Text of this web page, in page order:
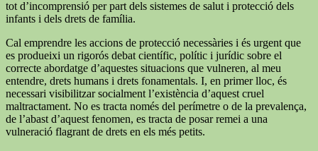
tot d’incomprensió per part dels sistemes de salut i protecció dels
infants i dels drets de família.
Cal emprendre les accions de protecció necessàries i és urgent que
es produeixi un rigorós debat científic, polític i jurídic sobre el
correcte abordatge d’aquestes situacions que vulneren, al meu
entendre, drets humans i drets fonamentals. I, en primer lloc, és
necessari visibilitzar socialment l’existència d’aquest cruel
maltractament. No es tracta només del perímetre o de la prevalença,
de l’abast d’aquest fenomen, es tracta de posar remei a una
vulneració flagrant de drets en els més petits.